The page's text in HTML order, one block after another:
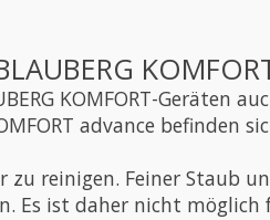
KOMFORT-
advance
reinigen. Feiner Staub
Es ist daher nicht